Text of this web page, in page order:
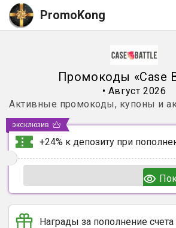
PromoKong
Промокоды «Case
• Август 2026
Активные промокоды, купоны и
+24% к депозиту при
эксклюзив
Награды за пополнение счета